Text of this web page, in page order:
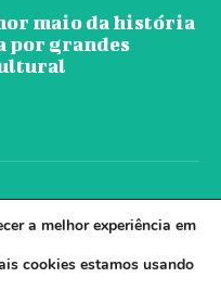
maio da história
por grandes
a melhor experiência em
cookies estamos usando